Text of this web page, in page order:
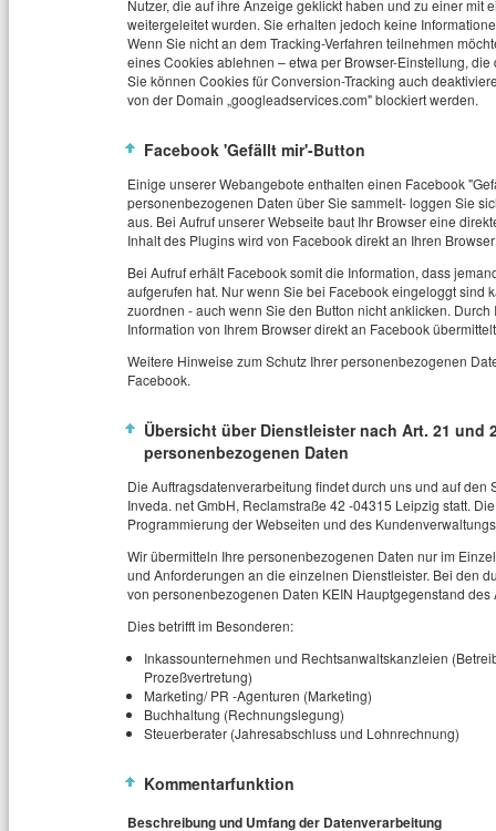
Nutzer, die auf ihre Anzeige geklickt haben und zu einer mit
weitergeleitet wurden. Sie erhalten jedoch keine
Wenn Sie nicht an dem Tracking-Verfahren teilnehmen
eines Cookies ablehnen – etwa per Browser-Einstellung,
Sie können Cookies für Conversion-Tracking auch
von der Domain „googleadservices.com" blockiert werden.
Facebook 'Gefällt mir'-Button
Einige unserer Webangebote enthalten einen Facebook
personenbezogenen Daten über Sie sammelt- loggen Sie
aus. Bei Aufruf unserer Webseite baut Ihr Browser eine
Inhalt des Plugins wird von Facebook direkt an Ihren
Bei Aufruf erhält Facebook somit die Information, dass
aufgerufen hat. Nur wenn Sie bei Facebook eingeloggt sind
zuordnen - auch wenn Sie den Button nicht anklicken.
Information von Ihrem Browser direkt an Facebook
Weitere Hinweise zum Schutz Ihrer personenbezogenen
Facebook.
Übersicht über Dienstleister nach Art. 21 und
personenbezogenen Daten
Die Auftragsdatenverarbeitung findet durch uns und auf
Inveda. net GmbH, Reclamstraße 42 -04315 Leipzig statt.
Programmierung der Webseiten und des
Wir übermitteln Ihre personenbezogenen Daten nur im
und Anforderungen an die einzelnen Dienstleister. Bei den
von personenbezogenen Daten KEIN Hauptgegenstand des
Dies betrifft im Besonderen:
Inkassounternehmen und Rechtsanwaltskanzleien (
Prozeßvertretung)
Marketing/ PR -Agenturen (Marketing)
Buchhaltung (Rechnungslegung)
Steuerberater (Jahresabschluss und Lohnrechnung)
Kommentarfunktion
Beschreibung und Umfang der Datenverarbeitung